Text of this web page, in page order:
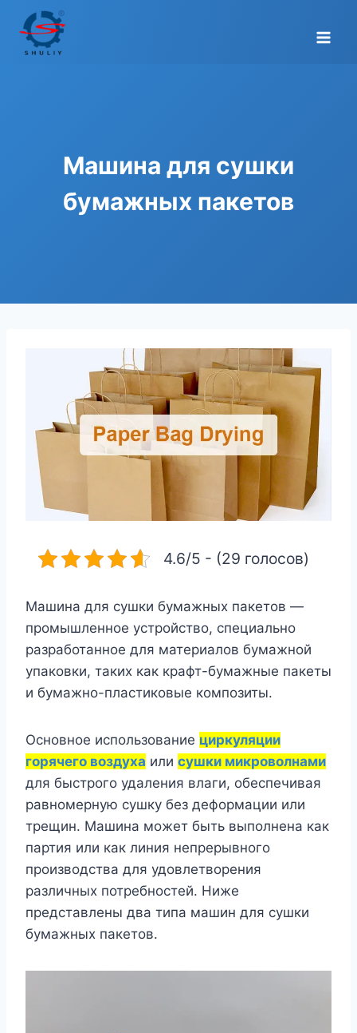
Перейти
содержимому
Машина для сушки
бумажных пакетов
4.6/5 - (29 голосов)
Машина для сушки бумажных пакетов —
промышленное устройство, специально
разработанное для материалов бумажной
упаковки, таких как крафт-бумажные пакеты
и бумажно-пластиковые композиты.
Основное использование циркуляции
горячего воздуха или сушки микроволнами
для быстрого удаления влаги, обеспечивая
равномерную сушку без деформации или
трещин. Машина может быть выполнена как
партия или как линия непрерывного
производства для удовлетворения
различных потребностей. Ниже
представлены два типа машин для сушки
бумажных пакетов.